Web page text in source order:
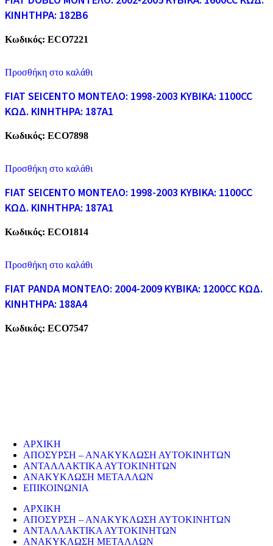
ΚΙΝΗΤΗΡΑ: 182B6
Κωδικός: ECO7221
Προσθήκη στο καλάθι
FIAT SEICENTO ΜΟΝΤΕΛΟ: 1998-2003 ΚΥΒΙΚΑ: 1100CC
ΚΩΔ. ΚΙΝΗΤΗΡΑ: 187A1
Κωδικός: ECO7898
Προσθήκη στο καλάθι
FIAT SEICENTO ΜΟΝΤΕΛΟ: 1998-2003 ΚΥΒΙΚΑ: 1100CC
ΚΩΔ. ΚΙΝΗΤΗΡΑ: 187A1
Κωδικός: ECO1814
Προσθήκη στο καλάθι
FIAT PANDA ΜΟΝΤΕΛΟ: 2004-2009 ΚΥΒΙΚΑ: 1200CC ΚΩΔ.
ΚΙΝΗΤΗΡΑ: 188A4
Κωδικός: ECO7547
ΑΡΧΙΚΗ
ΑΠΟΣΥΡΣΗ – ΑΝΑΚΥΚΛΩΣΗ ΑΥΤΟΚΙΝΗΤΩΝ
ΑΝΤΑΛΛΑΚΤΙΚΑ ΑΥΤΟΚΙΝΗΤΩΝ
ΑΝΑΚΥΚΛΩΣΗ ΜΕΤΑΛΛΩΝ
ΕΠΙΚΟΙΝΩΝΙΑ
ΑΡΧΙΚΗ
ΑΠΟΣΥΡΣΗ – ΑΝΑΚΥΚΛΩΣΗ ΑΥΤΟΚΙΝΗΤΩΝ
ΑΝΤΑΛΛΑΚΤΙΚΑ ΑΥΤΟΚΙΝΗΤΩΝ
ΑΝΑΚΥΚΛΩΣΗ ΜΕΤΑΛΛΩΝ